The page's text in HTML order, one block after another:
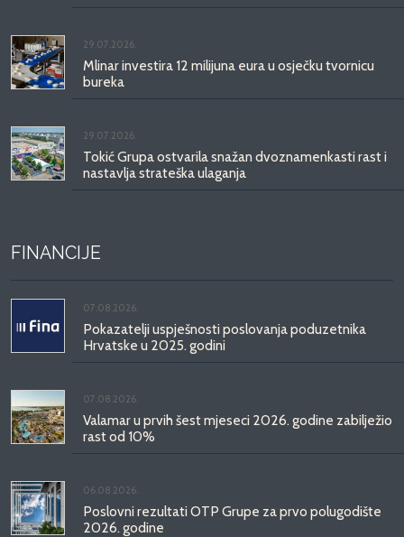
29.07.2026.
Mlinar investira 12 milijuna eura u osječku tvornicu
bureka
29.07.2026.
Tokić Grupa ostvarila snažan dvoznamenkasti rast i
nastavlja strateška ulaganja
FINANCIJE
07.08.2026.
Pokazatelji uspješnosti poslovanja poduzetnika
Hrvatske u 2025. godini
07.08.2026.
Valamar u prvih šest mjeseci 2026. godine zabilježio
rast od 10%
06.08.2026.
Poslovni rezultati OTP Grupe za prvo polugodište
2026. godine